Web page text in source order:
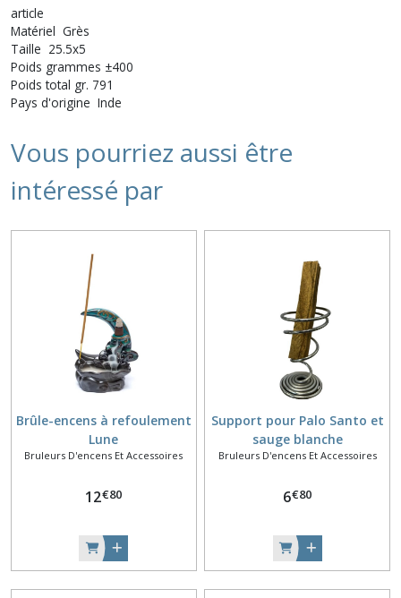
article
Matériel Grès
Taille 25.5x5
Poids grammes ±400
Poids total gr. 791
Pays d'origine Inde
Vous pourriez aussi être
intéressé par
Brûle-encens à refoulement
Lune
Bruleurs D'encens Et Accessoires
12€80
Support pour Palo Santo et
sauge blanche
Bruleurs D'encens Et Accessoires
6€80